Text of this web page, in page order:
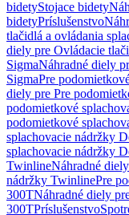
bidetyStojace bidety
bidetyPríslušenstvo
tlačidlá a ovládania
diely pre Ovládacie
SigmaNáhradné diely
SigmaPre
diely pre Pre
podomietkové
podomietkové
splachovacie nádržky
splachovacie nádržky
TwinlineNáhradné
nádržky TwinlinePre
300TNáhradné diely
300TPríslušenstvo